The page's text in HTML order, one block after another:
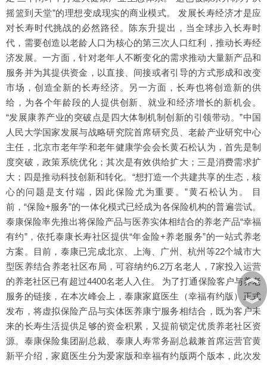
摇篮到天堂”的理想变成现实的商业模式。 发展长寿经济才是应
对长寿时代挑战的必然路径。陈东升提出，当全球步入长寿时
代，需要创造以老龄人口为核心的第三次人口红利，推动长寿经
济发展。一方面，针对老年人不断变化的需求推动大量新产品和
服务并为其提供资金，以直接、间接或者引导的方式形成和改变
市场，创造全新的长寿经济。另一方面，长寿也将创造新的供
给，为各个年龄段的人提供创新、就业和经济增长的新机会。
“发展康养产业的突破点是四大体制机制创新的引领带动。”中国
人民大学国家发展与战略研究院首席研究员、老龄产业研究中心
主任，北京市老年学和老年健康学会会长黄石松认为，首先是制
度突破，政策系统优化；其次是有效供给扩大；三是消费需求扩
大；四是推动科技创新和转化。“想打造一个共建共享的生态，核
心的问题是支付端，因此保险尤为重要。”黄石松认为。 目
前，“保险+服务”的一体化模式已经成为各保险机构的普遍尝试。
泰康保险率先推出将保险产品与医养实体相结合的养老产品“幸福
有约”，依托泰康长寿社区提供“年金险+养老服务”的一站式养老
方案。目前，泰康已完成北京、上海、广州、杭州等22个城市大
型医养结合养老社区布局，可容纳约6.2万名老人，7家投入运营
的养老社区已有超过4400名老人入住。 为了打通保险客户与养老
服务的链接，在本次峰会上，泰康家庭医生（幸福有约版）正式
发布，将虚拟保险产品与实体医养康宁服务相结合，既为客户未
来的长寿生活提供足够的资金积累，又提前锁定优质养老社区资
源。泰康保险集团副总裁、泰康人寿常务副总裁兼首席运营官黄
新平介绍，家庭医生分为爱家版和幸福有约版两个版本，此次发
︽
︾